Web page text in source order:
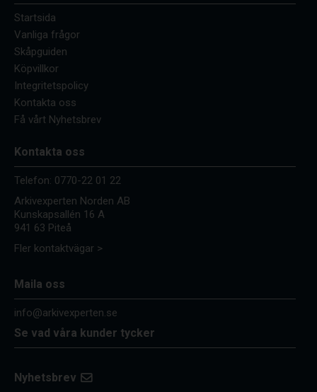
Startsida
Vanliga frågor
Skåpguiden
Köpvillkor
Integritetspolicy
Kontakta oss
Få vårt Nyhetsbrev
Kontakta oss
Telefon: 0770-22 01 22
Arkivexperten Norden AB
Kunskapsallén 16 A
941 63 Piteå
Fler kontaktvägar >
Maila oss
info@arkivexperten.se
Se vad våra kunder tycker
Nyhetsbrev